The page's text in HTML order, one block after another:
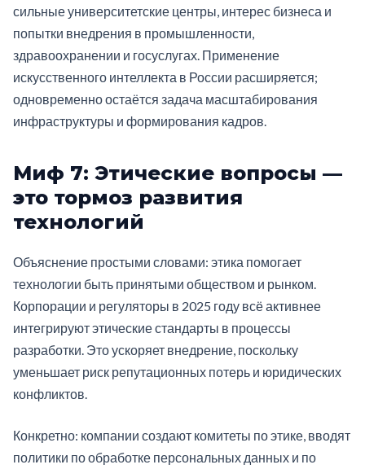
сильные университетские центры, интерес бизнеса и
попытки внедрения в промышленности,
здравоохранении и госуслугах. Применение
искусственного интеллекта в России расширяется;
одновременно остаётся задача масштабирования
инфраструктуры и формирования кадров.
Миф 7: Этические вопросы —
это тормоз развития
технологий
Объяснение простыми словами: этика помогает
технологии быть принятыми обществом и рынком.
Корпорации и регуляторы в 2025 году всё активнее
интегрируют этические стандарты в процессы
разработки. Это ускоряет внедрение, поскольку
уменьшает риск репутационных потерь и юридических
конфликтов.
Конкретно: компании создают комитеты по этике, вводят
политики по обработке персональных данных и по